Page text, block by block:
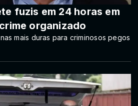
fuzis em 24 horas em
organizado
mais duras para criminosos pegos